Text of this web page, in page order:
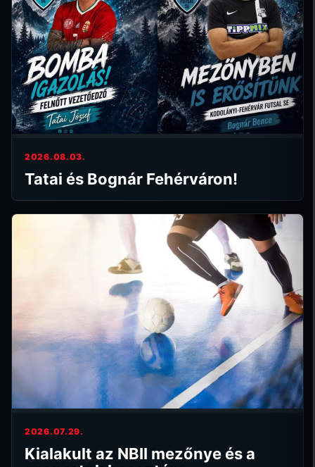
2026.08.03.
Tatai és Bognár Fehérváron!
2026.07.29.
Kialakult az NBII mezőnye és a